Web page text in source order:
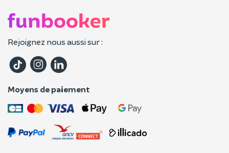
Rejoignez nous aussi sur :
Moyens de paiement